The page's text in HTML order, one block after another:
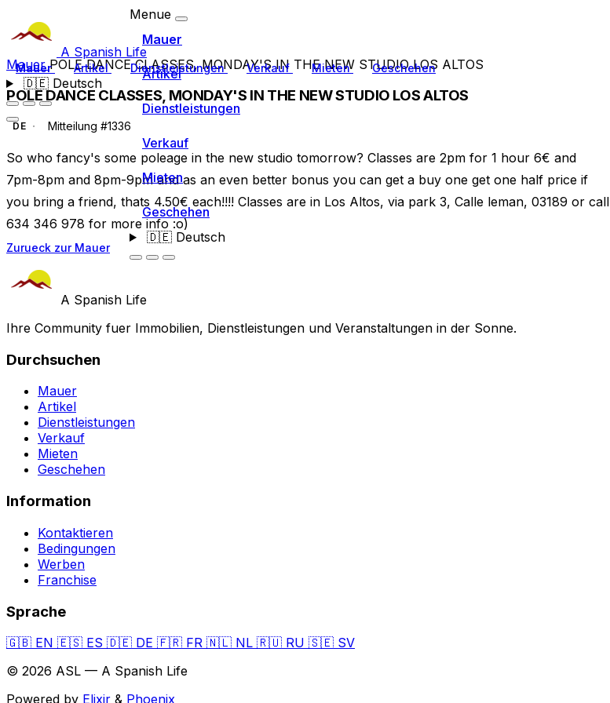
A Spanish Life
Mauer Artikel Dienstleistungen Verkauf Mieten Geschehen
🇩🇪Deutsch
Menue
Mauer
Artikel
Dienstleistungen
Verkauf
Mieten
Geschehen
🇩🇪Deutsch
MauerPOLE DANCE CLASSES, MONDAY'S IN THE NEW STUDIO LOS ALTOS
POLE DANCE CLASSES, MONDAY'S IN THE NEW STUDIO LOS ALTOS
DE Mitteilung #1336
So who fancy's some poleage in the new studio tomorrow? Classes are 2pm for 1 hour 6€ and
7pm-8pm and 8pm-9pm and as an even better bonus you can get a buy one get one half price if
you bring a friend, thats 4.50€ each!!!! Classes are in Los Altos, via park 3, Calle leman, 03189 or call
634 346 978 for more info :o)
Zurueck zur Mauer
A Spanish Life
Ihre Community fuer Immobilien, Dienstleistungen und Veranstaltungen in der Sonne.
Durchsuchen
Mauer
Artikel
Dienstleistungen
Verkauf
Mieten
Geschehen
Information
Kontaktieren
Bedingungen
Werben
Franchise
Sprache
🇬🇧 EN 🇪🇸 ES 🇩🇪 DE 🇫🇷 FR 🇳🇱 NL 🇷🇺 RU 🇸🇪 SV
© 2026 ASL — A Spanish Life
Powered by Elixir & Phoenix